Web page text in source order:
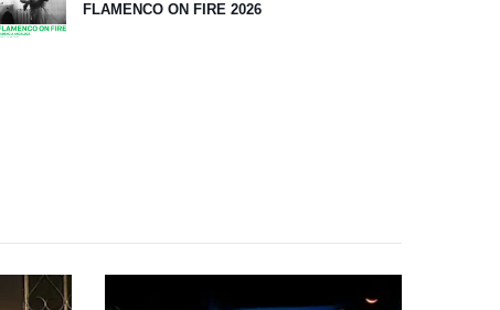
FLAMENCO ON FIRE 2026